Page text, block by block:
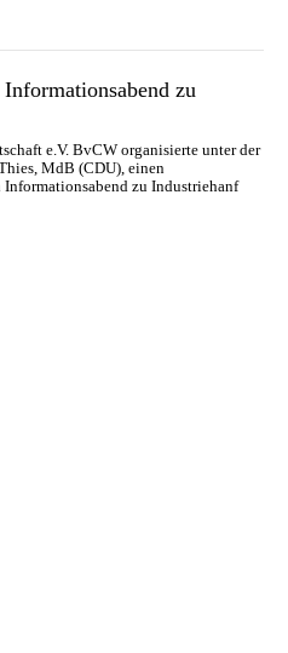
zu
e.V. BvCW organisierte unter der
MdB (CDU), einen
zu Industriehanf